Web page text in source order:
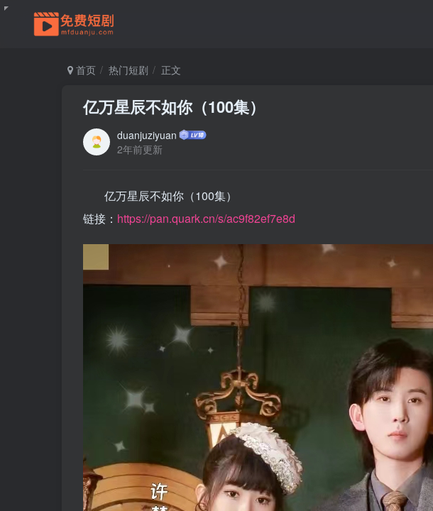
首页 热门短剧 正文
亿万星辰不如你（100集）
duanjuziyuan
2年前更新
亿万星辰不如你（100集）
链接： https://pan.quark.cn/s/ac9f82ef7e8d